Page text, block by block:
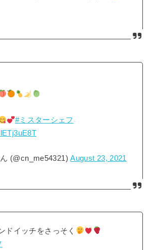
#ミスターシェフ
(@cn_me54321)August 23, 2021
ドイッチをさっそく